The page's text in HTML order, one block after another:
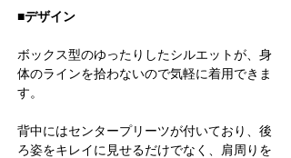
■デザイン
ボックス型のゆったりしたシルエットが、身
体のラインを拾わないので気軽に着用できま
す。
背中にはセンタープリーツが付いており、後
ろ姿をキレイに見せるだけでなく、肩周りを